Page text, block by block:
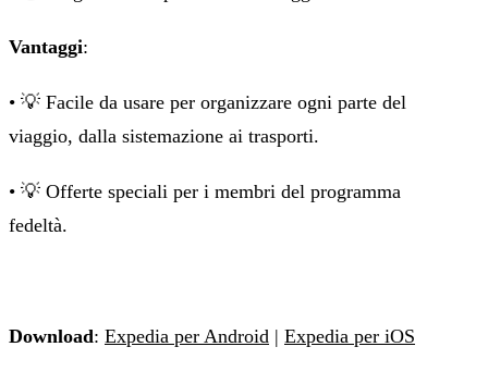
Vantaggi:
• 💡 Facile da usare per organizzare ogni parte del
viaggio, dalla sistemazione ai trasporti.
• 💡 Offerte speciali per i membri del programma
fedeltà.
Download: Expedia per Android | Expedia per iOS